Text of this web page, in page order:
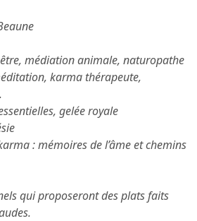
médiation animale, naturopathe
karma thérapeute,
gelée royale
: mémoires de l’âme et chemins
qui proposeront des plats faits